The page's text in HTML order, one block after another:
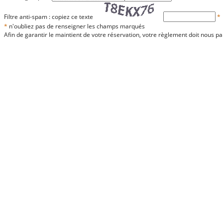
Filtre anti-spam : copiez ce texte
*
* n'oubliez pas de renseigner les champs marqués
Afin de garantir le maintient de votre réservation, votre règlement doit nous